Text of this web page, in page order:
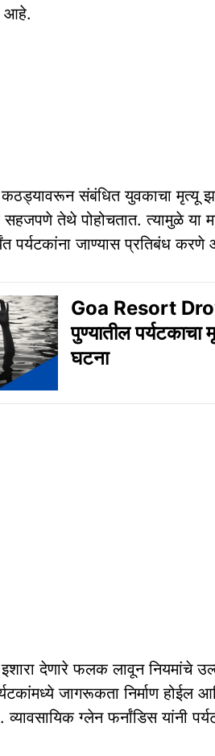
आहे.
कठड्यावरून संबंधित युवकाचा मृत्यू
सहजपणे तेथे पोहोचतात. त्यामुळे या
पर्यटकांना जाण्यास प्रतिबंध
Goa Resort
पुण्यातील पर्यटकाचा
घटना
देणारे फलक लावून नियमांचे
जागरूकता निर्माण
ग्लेन फर्नांडिस यांनी